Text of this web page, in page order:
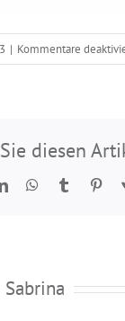
| Kommentare
diesen
LinkedInWhatsApp
Tumblr
Sabrina